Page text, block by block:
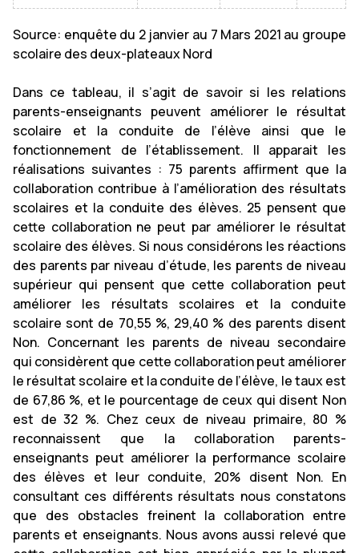
Source: enquête du 2 janvier au 7 Mars 2021 au groupe
scolaire des deux-plateaux Nord
Dans ce tableau, il s’agit de savoir si les relations
parents-enseignants peuvent améliorer le résultat
scolaire et la conduite de l’élève ainsi que le
fonctionnement de l’établissement. Il apparait les
réalisations suivantes : 75 parents affirment que la
collaboration contribue à l’amélioration des résultats
scolaires et la conduite des élèves. 25 pensent que
cette collaboration ne peut par améliorer le résultat
scolaire des élèves. Si nous considérons les réactions
des parents par niveau d’étude, les parents de niveau
supérieur qui pensent que cette collaboration peut
améliorer les résultats scolaires et la conduite
scolaire sont de 70,55 %, 29,40 % des parents disent
Non. Concernant les parents de niveau secondaire
qui considèrent que cette collaboration peut améliorer
le résultat scolaire et la conduite de l’élève, le taux est
de 67,86 %, et le pourcentage de ceux qui disent Non
est de 32 %. Chez ceux de niveau primaire, 80 %
reconnaissent que la collaboration parents-
enseignants peut améliorer la performance scolaire
des élèves et leur conduite, 20% disent Non. En
consultant ces différents résultats nous constatons
que des obstacles freinent la collaboration entre
parents et enseignants. Nous avons aussi relevé que